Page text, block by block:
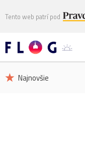
Tento web patrí pod
Najnovšie